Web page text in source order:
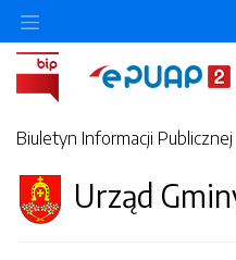
Biuletyn Informacji Publicznej
Urząd